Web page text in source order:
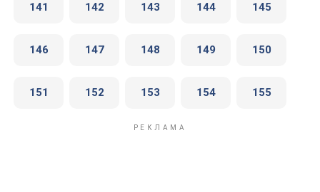
141 142 143 144 145
146 147 148 149 150
151 152 153 154 155